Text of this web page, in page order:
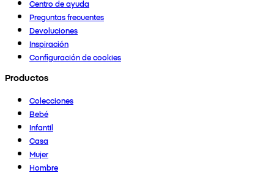
Centro de ayuda
Preguntas frecuentes
Devoluciones
Inspiración
Configuración de cookies
Productos
Colecciones
Bebé
Infantil
Casa
Mujer
Hombre